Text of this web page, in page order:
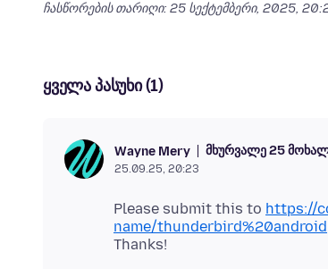
ჩასწორების თარიღი: 25 სექტემბერი, 2025,
ყველა პასუხი (1)
Wayne Mery მხურვალე 25
25.09.25, 20:23
Please submit this to https://
name/thunderbird%20android